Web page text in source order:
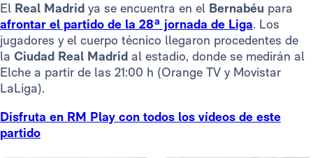
El Real Madrid ya se encuentra en el Bernabéu para
afrontar el partido de la 28ª jornada de Liga. Los
jugadores y el cuerpo técnico llegaron procedentes de
la Ciudad Real Madrid al estadio, donde se medirán al
Elche a partir de las 21:00 h (Orange TV y Movistar
LaLiga).
Disfruta en RM Play con todos los vídeos de este
partido